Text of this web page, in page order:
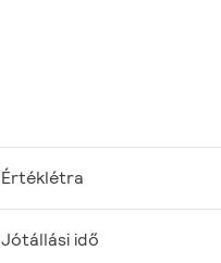
Értéklétra
Jótállási idő